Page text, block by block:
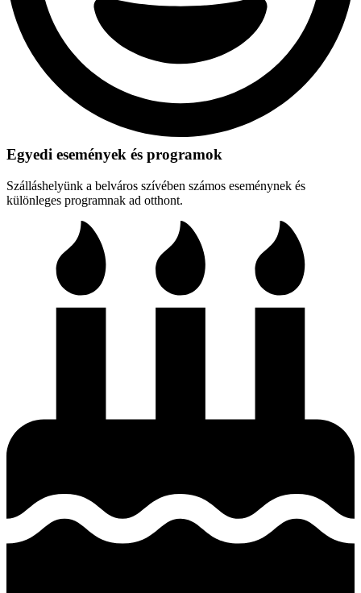
Egyedi események és programok
Szálláshelyünk a belváros szívében számos eseménynek és
különleges programnak ad otthont.